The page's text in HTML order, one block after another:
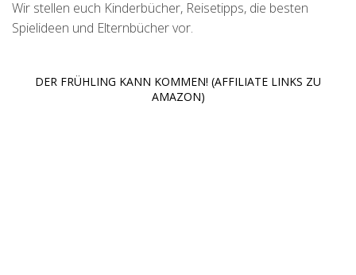
Wir stellen euch Kinderbücher, Reisetipps, die besten
Spielideen und Elternbücher vor.
DER FRÜHLING KANN KOMMEN! (AFFILIATE LINKS ZU
AMAZON)